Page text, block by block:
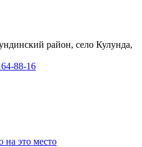
район, село Кулунда,
88-16
это место